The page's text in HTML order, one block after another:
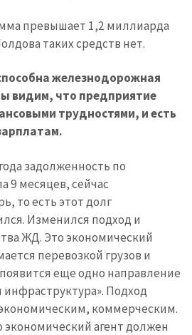
превышает 1,2 миллиарда
таких средств нет.
железнодорожная
видим, что предприятие
трудностями, и есть
задолженность по
9 месяцев, сейчас
то есть этот долг
Изменился подход и
ЖД. Это экономический
перевозкой грузов и
еще одно направление
Подход
коммерческим.
агент должен